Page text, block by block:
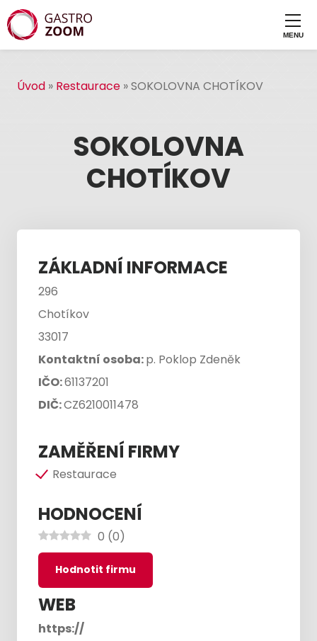
Úvod » Restaurace »SOKOLOVNA CHOTÍKOV
SOKOLOVNA
CHOTÍKOV
ZÁKLADNÍ INFORMACE
296
Chotíkov
33017
Kontaktní osoba:p. Poklop Zdeněk
IČO:61137201
DIČ:CZ6210011478
ZAMĚŘENÍ FIRMY
Restaurace
HODNOCENÍ
0 (0)
Hodnotit firmu
WEB
https://